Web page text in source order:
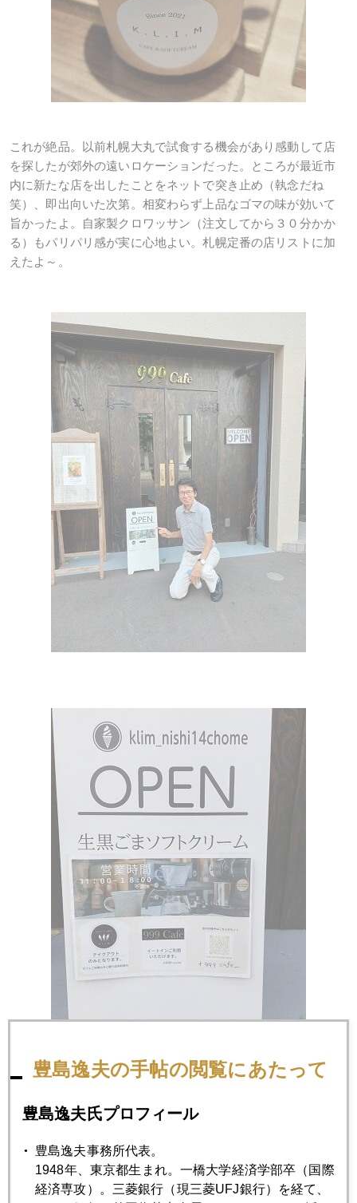
これが絶品。以前札幌大丸で試食する機会があり感動して店
を探したが郊外の遠いロケーションだった。ところが最近市
内に新たな店を出したことをネットで突き止め（執念だね
笑）、即出向いた次第。相変わらず上品なゴマの味が効いて
旨かったよ。自家製クロワッサン（注文してから３０分かか
る）もパリパリ感が実に心地よい。札幌定番の店リストに加
えたよ～。
2023年
豊島逸夫の手帖の閲覧にあたって
豊島逸夫氏プロフィール
豊島逸夫事務所代表。
1948年、東京都生まれ。一橋大学経済学部卒（国際
経済専攻）。三菱銀行（現三菱UFJ銀行）を経て、